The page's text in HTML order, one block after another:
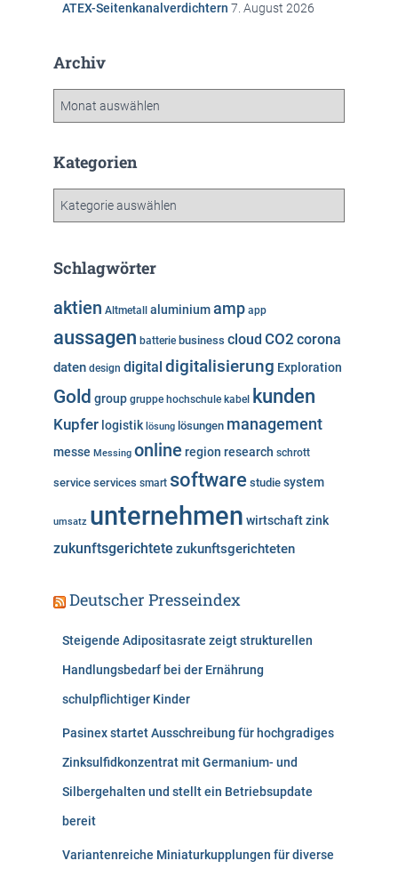
ATEX-Seitenkanalverdichtern 7. August 2026
Archiv
h
Kategorien
g
r
i
n
Schlagwörter
aktien Altmetall aluminiumamp app
aussagen batterie business cloud CO2 corona
daten design digital digitalisierung Exploration
Gold group gruppe hochschule kabel kunden
Kupfer logistik lösung lösungen management
messe Messing online region research schrott
service services smart software studie system
umsatz unternehmen wirtschaftzink
zukunftsgerichtete zukunftsgerichteten
Deutscher Presseindex
Steigende Adipositasrate zeigt strukturellen
Handlungsbedarf bei der Ernährung
schulpflichtiger Kinder
Pasinex startet Ausschreibung für hochgradiges
Zinksulfidkonzentrat mit Germanium- und
Silbergehalten und stellt ein Betriebsupdate
bereit
Variantenreiche Miniaturkupplungen für diverse